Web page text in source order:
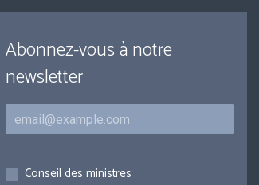
Abonnez-vous à notre
newsletter
Courriel
Inscriptions
Conseil des ministres